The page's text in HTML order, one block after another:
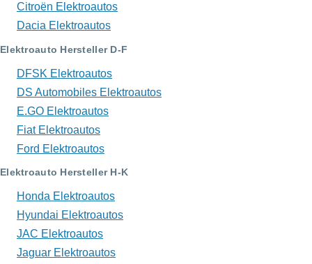
Citroën Elektroautos
Dacia Elektroautos
Elektroauto Hersteller D-F
DFSK Elektroautos
DS Automobiles Elektroautos
E.GO Elektroautos
Fiat Elektroautos
Ford Elektroautos
Elektroauto Hersteller H-K
Honda Elektroautos
Hyundai Elektroautos
JAC Elektroautos
Jaguar Elektroautos